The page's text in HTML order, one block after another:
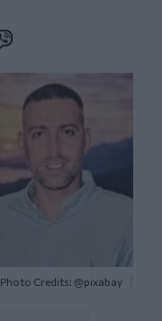
Photo Credits: @pixabay